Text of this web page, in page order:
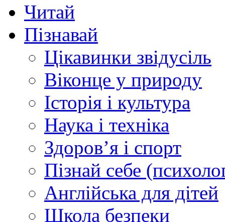
Читай
Пізнавай
Цікавинки звідусіль
Віконце у природу
Історія і культура
Наука і техніка
Здоров’я і спорт
Пізнай себе
Англійська для дітей
Школа безпеки